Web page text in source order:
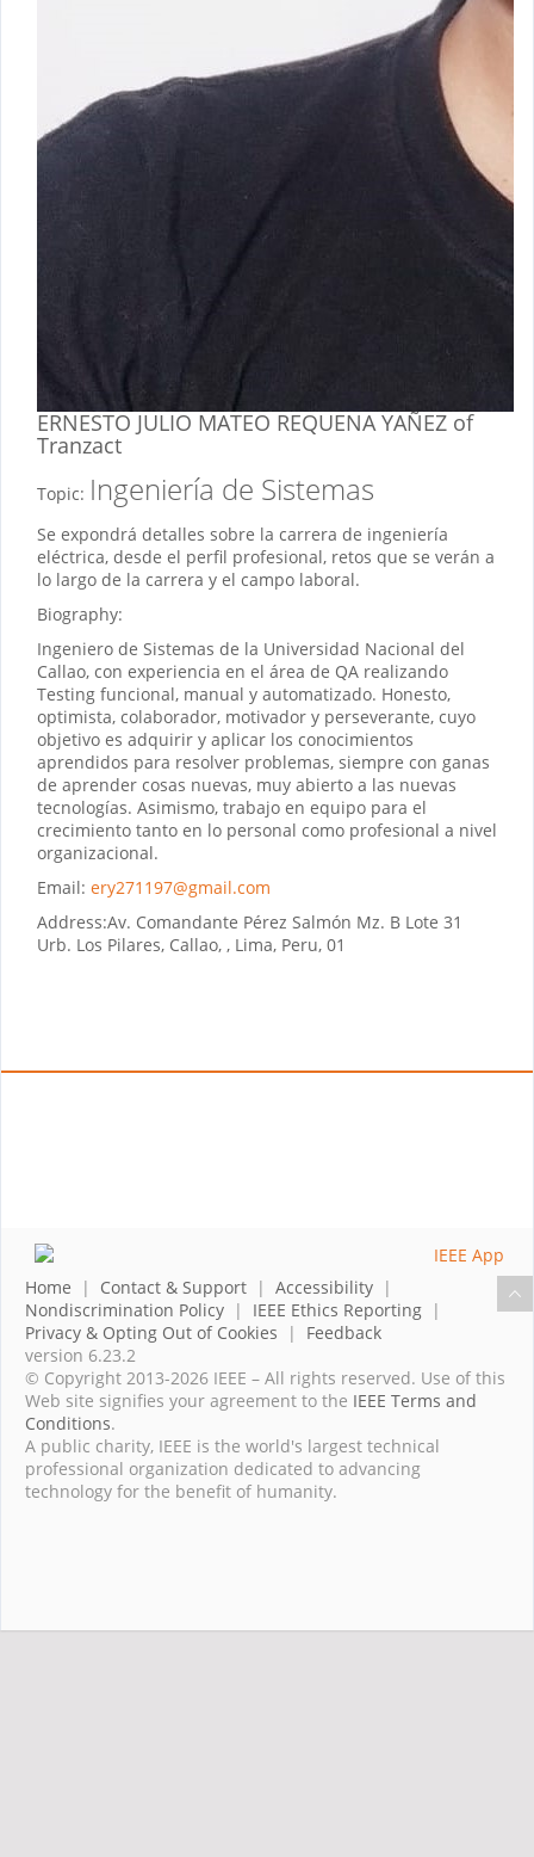
ERNESTO JULIO MATEO REQUENA YAÑEZ of
Tranzact
Topic: Ingeniería de Sistemas
Se expondrá detalles sobre la carrera de ingeniería
eléctrica, desde el perfil profesional, retos que se verán a
lo largo de la carrera y el campo laboral.
Biography:
Ingeniero de Sistemas de la Universidad Nacional del
Callao, con experiencia en el área de QA realizando
Testing funcional, manual y automatizado. Honesto,
optimista, colaborador, motivador y perseverante, cuyo
objetivo es adquirir y aplicar los conocimientos
aprendidos para resolver problemas, siempre con ganas
de aprender cosas nuevas, muy abierto a las nuevas
tecnologías. Asimismo, trabajo en equipo para el
crecimiento tanto en lo personal como profesional a nivel
organizacional.
Email: ery271197@gmail.com
Address:Av. Comandante Pérez Salmón Mz. B Lote 31
Urb. Los Pilares, Callao, , Lima, Peru, 01
Home | Contact & Support | Accessibility |
Nondiscrimination Policy | IEEE Ethics Reporting |
Privacy & Opting Out of Cookies | Feedback
version 6.23.2
© Copyright 2013-2026 IEEE – All rights reserved. Use of this
Web site signifies your agreement to the IEEE Terms and
Conditions.
A public charity, IEEE is the world's largest technical
professional organization dedicated to advancing
technology for the benefit of humanity.